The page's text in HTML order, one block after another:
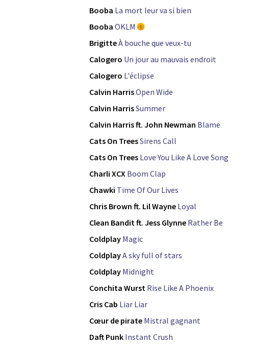
Booba La mort leur va si bien
Booba OKLM
BrigitteÀ bouche que veux-tu
Calogero Un jour au mauvais endroit
Calogero L'éclipse
Calvin HarrisOpen Wide
Calvin HarrisSummer
Calvin Harris ft. John Newman Blame
Cats On TreesSirens Call
Cats On Trees Love You Like A Love Song
Charli XCX Boom Clap
Chawki Time Of Our Lives
Chris Brown ft. Lil Wayne Loyal
Clean Bandit ft. Jess Glynne Rather Be
Coldplay Magic
ColdplayA sky full of stars
Coldplay Midnight
Conchita Wurst Rise Like A Phoenix
Cris Cab Liar Liar
Cœur de pirate Mistral gagnant
Daft Punk Instant Crush